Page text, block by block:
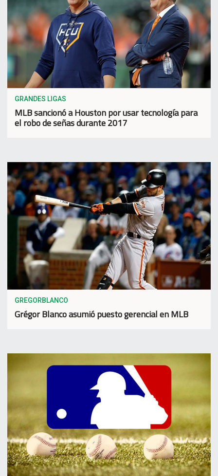
GRANDES LIGAS
MLB sancionó a Houston por usar tecnología para
el robo de señas durante 2017
GREGORBLANCO
Grégor Blanco asumió puesto gerencial en MLB